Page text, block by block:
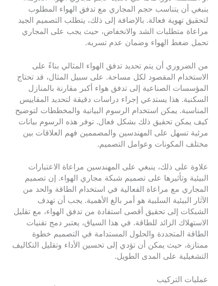
ينبغي أن يتناسب حجم المجاري مع تدفق الهواء المطلوب
لتحقيق تهوية فعالة. بالإضافة إلى ذلك، يتطلب التصميم الجيد
مراعاة متطلبات الشد والانخفاض، حيث يجب على المجاري
تحمل ضغط الهواء وضمان عدم تسربه.
من الضروري أن يتم تحديد تدفق الهواء المثالي بناءً على
الاستخدام المقصود لكل مساحة. على سبيل المثال، قد تحتاج
المؤسسات الصناعية إلى تدفق هواء أكبر مقارنة بالمنازل
السكنية. هذا يستدعي إجراء دراسات دقيقة لتحديد المقاييس
المناسبة. يمكن استخدام الرسوم البيانية والمخططات لتوضيح
كيف يمكن تحقيق ذلك بشكل فعال. توفر هذه الرسوم بيانات
مرئية تسهل على المهندسين والمصممين فهم العلاقات بين
مختلف المكونات وعوامل التصميم.
علاوة على ذلك، ينبغي على المهندسين مراعاة الاعتبارات
البيئية وتأثيرها على تصميم شبكة مجاري الهواء. إن تصميم
المجاري مع مراعاة الفعالية في استخدام الطاقة والحد من
الآثار البيئية السلبية هو أمر بالغ الأهمية. يجب أن تهدف
الشبكات إلى تحقيق أقصى استفادة من تدفق الهواء، مع تقليل
الاستهلاك الزائد للطاقة. في هذا السياق، يعتبر دمج تقنيات
الطاقة المتجددة والحلول المستدامة في التصميم خطوة
ممتازة، حيث يمكن أن تؤدي إلى تحسين الأداء وتقليل التكاليف
التشغيلية على المدى الطويل.
عمليات التركيب